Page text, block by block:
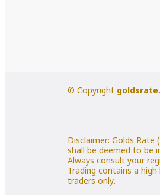
© Copyright
Disclaimer: Golds
shall be deemed to be
Always consult your
Trading contains a
traders only.